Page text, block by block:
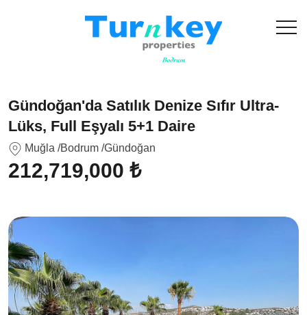
Gündoğan'da Satılık Denize Sıfır Ultra-
Lüks, Full Eşyalı 5+1 Daire
Muğla /Bodrum /Gündoğan
212,719,000 ₺